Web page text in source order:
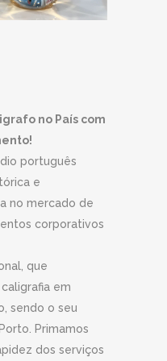
no País com
português
e
no mercado de
corporativos
que
em
sendo o seu
Primamos
dos serviços